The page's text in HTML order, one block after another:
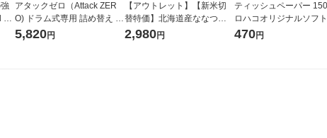
1
アタックゼロ（Attack ZER
O) ドラム式専用 詰め替え メ
ガジャンボ 2300g 1セット
5,820円
【アウトレット】【新米切
替特価】北海道産ななつぼ
し 無洗米 5kg 1袋 令和7年産
2,980円
ティッシュペーパー
ロハコオリジナルソフ
ックティッシュ フィオナ
470円